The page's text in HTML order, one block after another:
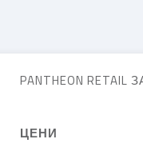
PANTHEON
ЦЕНИ